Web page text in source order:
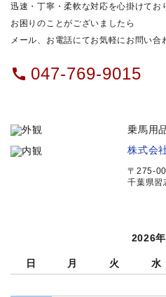
迅速・丁寧・柔軟な対応を心掛けてお
お困りのことがございましたら
メール、お電話にてお気軽にお問い合
call 047-769-9015
乗馬用
株式会
〒275-
千葉県習
2026年
日 月 火 水